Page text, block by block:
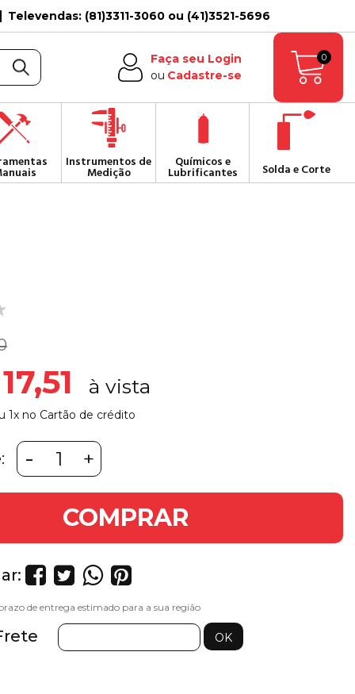
Televendas: (81)3311-3060 ou (41)3521-5696
Faça seu Login
ou Cadastre-se
0
Instrumentos de
Medição
Químicos e
Lubrificantes Solda e Corte
1x no Cartão de crédito
- +
COMPRAR